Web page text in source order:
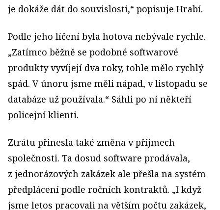
je dokáže dát do souvislosti,“ popisuje Hrabí.
Podle jeho líčení byla hotova nebývale rychle.
„Zatímco běžně se podobné softwarové
produkty vyvíjejí dva roky, tohle mělo rychlý
spád. V únoru jsme měli nápad, v listopadu se
databáze už používala.“ Sáhli po ní někteří
policejní klienti.
Ztrátu přinesla také změna v příjmech
společnosti. Ta dosud software prodávala,
z jednorázových zakázek ale přešla na systém
předplácení podle ročních kontraktů. „I když
jsme letos pracovali na větším počtu zakázek,